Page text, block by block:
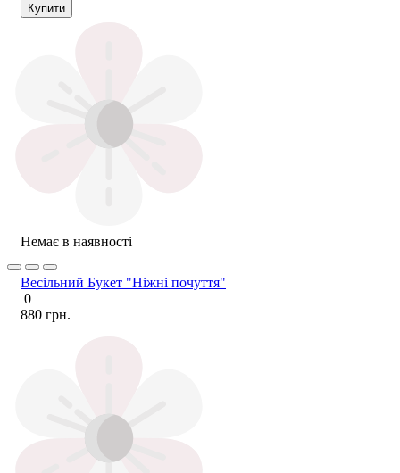
Купити
Немає в наявності
Весільний Букет "Ніжні почуття"
0
880 грн.